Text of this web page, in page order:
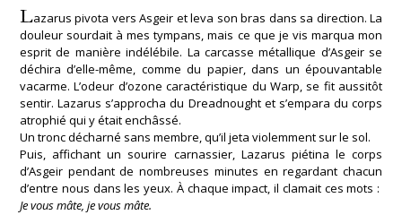
Lazarus pivota vers Asgeir et leva son bras dans sa direction. La
douleur sourdait à mes tympans, mais ce que je vis marqua mon
esprit de manière indélébile. La carcasse métallique d’Asgeir se
déchira d’elle-même, comme du papier, dans un épouvantable
vacarme. L’odeur d’ozone caractéristique du Warp, se fit aussitôt
sentir. Lazarus s’approcha du Dreadnought et s’empara du corps
atrophié qui y était enchâssé.
Un tronc décharné sans membre, qu’il jeta violemment sur le sol.
Puis, affichant un sourire carnassier, Lazarus piétina le corps
d’Asgeir pendant de nombreuses minutes en regardant chacun
d’entre nous dans les yeux. À chaque impact, il clamait ces mots :
Je vous mâte, je vous mâte.